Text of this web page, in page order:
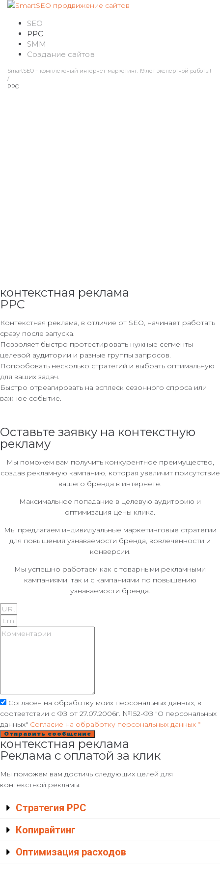
Перейти
контентуSEO
PPC
SMM
Создание сайтов
SmartSEO – комплексный интернет-маркетинг. 19 лет экспертной работы!
/
PPC
контекстная реклама
PPC
Контекстная реклама, в отличие от SEO, начинает работать
сразу после запуска.
Позволяет быстро протестировать нужные сегменты
целевой аудитории и разные группы запросов.
Попробовать несколько стратегий и выбрать оптимальную
для ваших задач.
Быстро отреагировать на всплеск сезонного спроса или
важное событие.
Оставьте заявку на контекстную
рекламу
Мы поможем вам получить конкурентное преимущество,
создав рекламную кампанию, которая увеличит присутствие
вашего бренда в интернете.
Максимальное попадание в целевую аудиторию и
оптимизация цены клика.
Мы предлагаем индивидуальные маркетинговые стратегии
для повышения узнаваемости бренда, вовлеченности и
конверсии.
Мы успешно работаем как с товарными рекламными
кампаниями, так и с кампаниями по повышению
узнаваемости бренда.
Согласен на обработку моих персональных данных, в
соответствии с ФЗ от 27.07.2006г. №152-ФЗ "О персональных
данных" Согласие на обработку персональных данных *
Отправить сообщение
контекстная реклама
Реклама с оплатой за клик
Мы поможем вам достичь следующих целей для
контекстной рекламы:
Стратегия PPC
Копирайтинг
Оптимизация расходов